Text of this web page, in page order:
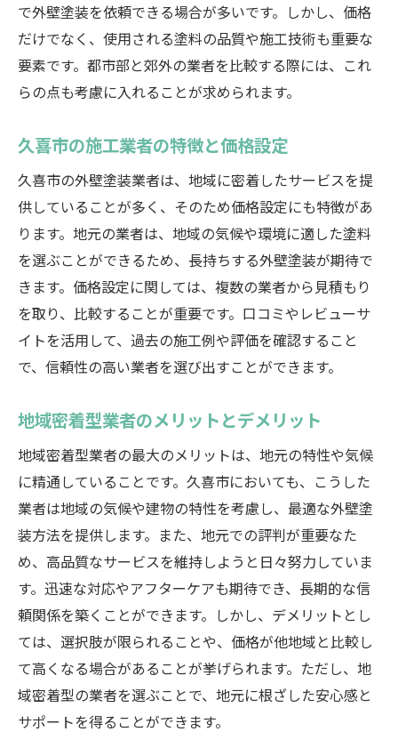
で外壁塗装を依頼できる場合が多いです。しかし、価格
だけでなく、使用される塗料の品質や施工技術も重要な
要素です。都市部と郊外の業者を比較する際には、これ
らの点も考慮に入れることが求められます。
久喜市の施工業者の特徴と価格設定
久喜市の外壁塗装業者は、地域に密着したサービスを提
供していることが多く、そのため価格設定にも特徴があ
ります。地元の業者は、地域の気候や環境に適した塗料
を選ぶことができるため、長持ちする外壁塗装が期待で
きます。価格設定に関しては、複数の業者から見積もり
を取り、比較することが重要です。口コミやレビューサ
イトを活用して、過去の施工例や評価を確認すること
で、信頼性の高い業者を選び出すことができます。
地域密着型業者のメリットとデメリット
地域密着型業者の最大のメリットは、地元の特性や気候
に精通していることです。久喜市においても、こうした
業者は地域の気候や建物の特性を考慮し、最適な外壁塗
装方法を提供します。また、地元での評判が重要なた
め、高品質なサービスを維持しようと日々努力していま
す。迅速な対応やアフターケアも期待でき、長期的な信
頼関係を築くことができます。しかし、デメリットとし
ては、選択肢が限られることや、価格が他地域と比較し
て高くなる場合があることが挙げられます。ただし、地
域密着型の業者を選ぶことで、地元に根ざした安心感と
サポートを得ることができます。